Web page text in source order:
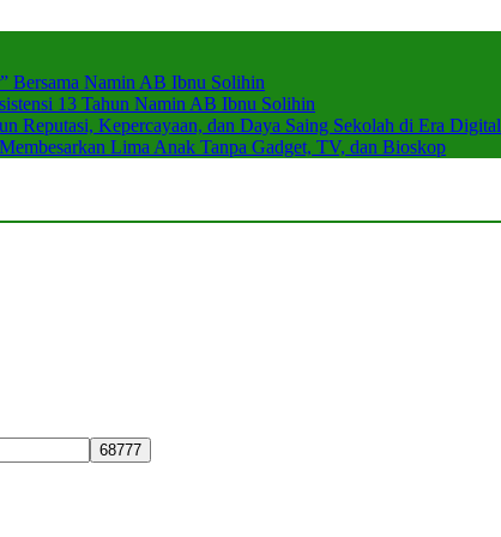
Bersama Namin AB Ibnu Solihin
13 Tahun Namin AB Ibnu Solihin
Reputasi, Kepercayaan, dan Daya Saing Sekolah di Era Digital
Lima Anak Tanpa Gadget, TV, dan Bioskop